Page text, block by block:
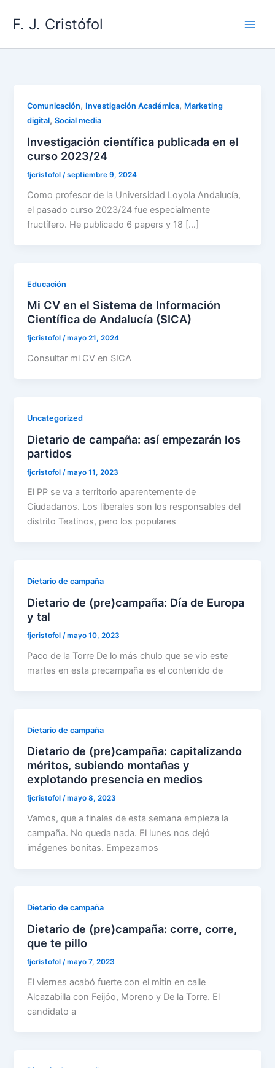
F. J. Cristófol
Comunicación, Investigación Académica, Marketing
digital,Social media
Investigación científica publicada en el
curso 2023/24
fjcristofol/septiembre 9, 2024
Como profesor de la Universidad Loyola Andalucía,
el pasado curso 2023/24 fue especialmente
fructífero. He publicado 6 papers y 18 […]
Educación
Mi CV en el Sistema de Información
Científica de Andalucía (SICA)
fjcristofol/mayo 21, 2024
Consultar mi CV en SICA
Uncategorized
Dietario de campaña: así empezarán los
partidos
fjcristofol /mayo 11, 2023
El PP se va a territorio aparentemente de
Ciudadanos. Los liberales son los responsables del
distrito Teatinos, pero los populares
Dietario de campaña
Dietario de (pre)campaña: Día de Europa
y tal
fjcristofol/mayo 10, 2023
Paco de la Torre De lo más chulo que se vio este
martes en esta precampaña es el contenido de
Dietario de campaña
Dietario de (pre)campaña: capitalizando
méritos, subiendo montañas y
explotando presencia en medios
fjcristofol/mayo 8, 2023
Vamos, que a finales de esta semana empieza la
campaña. No queda nada. El lunes nos dejó
imágenes bonitas. Empezamos
Dietario de campaña
Dietario de (pre)campaña: corre, corre,
que te pillo
fjcristofol /mayo 7, 2023
El viernes acabó fuerte con el mitin en calle
Alcazabilla con Feijóo, Moreno y De la Torre. El
candidato a